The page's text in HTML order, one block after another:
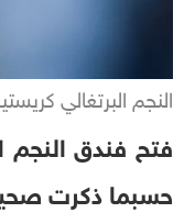
النجم البرتغالي
فتح فندق النجم
حسبما ذكرت